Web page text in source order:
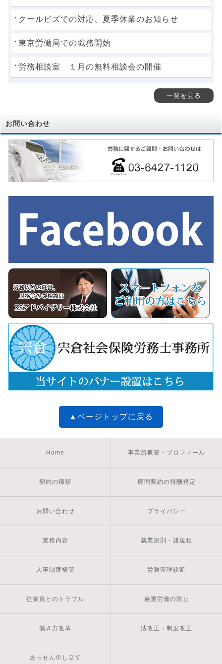
クールビズでの対応、夏季休業のお知らせ
東京労働局での職務開始
労務相談室 １月の無料相談会の開催
一覧を見る
お問い合わせ
▲ページトップに戻る
Home 事業所概要・プロフィール
契約の種類 顧問契約の報酬規定
お問い合わせ プライバシー
業務内容 就業規則・諸規程
人事制度構築 労務管理診断
従業員とのトラブル 過重労働の防止
働き方改革 法改正・制度改正
あっせん申し立て